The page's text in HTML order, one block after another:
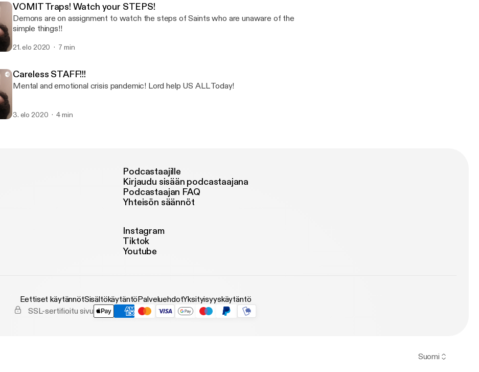
VOMIT Traps! Watch your STEPS!
Demons are on assignment to watch the steps of Saints who are unaware of the
simple things!!
21. elo 2020 7 min
Careless STAFF!!!
Mental and emotional crisis pandemic! Lord help US ALL Today!
3. elo 2020 4 min
Podcastaajille
Kirjaudu sisään podcastaajana
Podcastaajan FAQ
Yhteisön säännöt
Instagram
Tiktok
Youtube
Eettiset käytännötSisältökäytäntöPalveluehdotYksityisyyskäytäntö
SSL-sertifioitu sivu
Suomi